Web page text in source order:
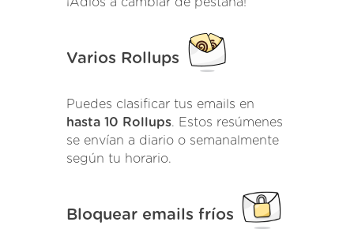
Varios Rollups
Puedes clasificar tus emails en
hasta 10 Rollups. Estos resúmenes
se envían a diario o semanalmente
según tu horario.
Bloquear emails fríos